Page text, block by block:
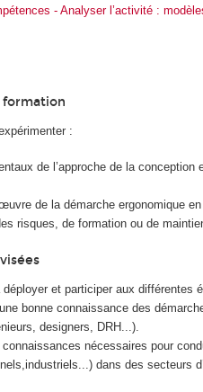
- Analyser l’activité :
formation
:
de l’approche de la
de la démarche ergonomique
risques, de formation ou de
déployer et participer aux différentes
bonne connaissance des
designers, DRH...).
nécessaires pour
dans des secteurs